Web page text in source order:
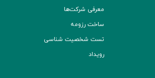
معرفی شرکت‌ها
ساخت رزومه
تست شخصیت شناسی
رویداد